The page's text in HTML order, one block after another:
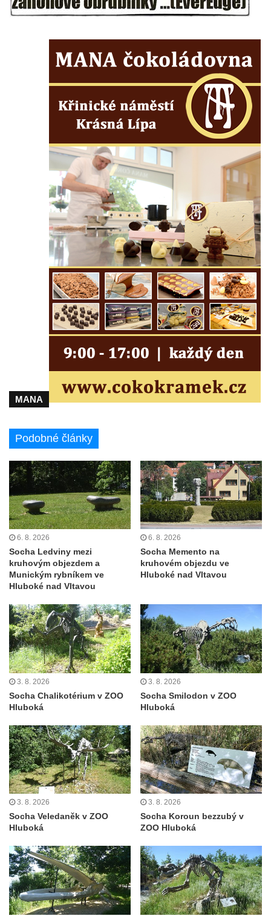
Sloup Nejsvětější trojice v Krásně
Sloup Nejsvětější trojice ve Městě Touškově
Sloup Panny Marie v Plzni
Sloup Panny Marie ve Sloupu v Čechách
Sloup Nejsvětější Trojice s korunováním
Sloup Panny Marie v Chrastavě
Sloup Panny Marie v Liberci-Ruprechticích
Sloup Panny Marie v Kravařích
Sloup Panny Marie v Českém Krumlově
Sloup Nejsvětější Trojice v Brtníkách
Sloup Nejsvětější Trojice (v Horním
Podluží) v Rybništi
Sloup Panny Marie ve Cvikově
Sloup Panny Marie v kašně v České
Kamenici
Sloup Panny Marie ve Hřebenech
Sloup Panny Marie Immaculaty u kostela
svatých Petra a Pavla v Růžové
Sloup svatého Josefa s Ježíškem u kostela
svatých Petra a Pavla v Růžové
Sloup Panny Marie v Kraslicích
Sloup se sochou Krista Salvátora v
Jablonném v Podještědí
Sloup Nejsvětější Trojice u zámečku Pachtů
z Rájova v Jablonném v Podještědí
Sloup se sochou svatého Vavřince v
Sloup archanděla Michaela v Nejdku
Sloup Panny Marie v Nejdku
Sloup Nejsvětější Trojice v Nejdku
Sloup Panny Marie v Pardubicích
Sloup Nejsvětější Trojice v Náchodě
Sloup Panny Marie v Náchodě
Sloup Panny Marie v Rokycanech
Sloup Panny Marie v Sokolově
Sloup Nejsvětější Trojice ve Šluknově
Sloup Nejsvětější Trojice v Kadani
MANA
Podobné články
6. 8. 2026
Socha Ledviny mezi
kruhovým objezdem a
Munickým rybníkem ve
Hluboké nad Vltavou
6. 8. 2026
Socha Memento na
kruhovém objezdu ve
Hluboké nad Vltavou
3. 8. 2026
Socha Chalikotérium v ZOO
Hluboká
3. 8. 2026
Socha Smilodon v ZOO
Hluboká
3. 8. 2026
Socha Veledaněk v ZOO
Hluboká
3. 8. 2026
Socha Koroun bezzubý v
ZOO Hluboká